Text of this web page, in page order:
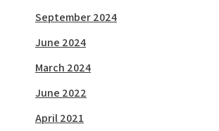
September 2024
June 2024
March 2024
June 2022
April 2021